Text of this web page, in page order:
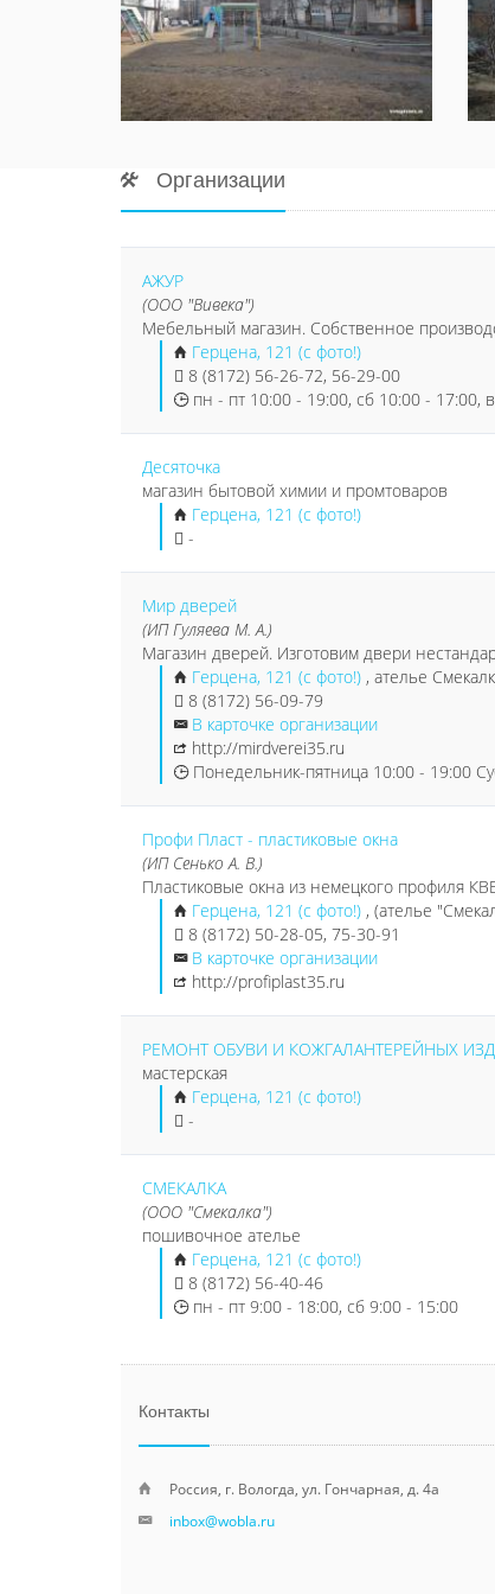
Организации
АЖУР
(ООО "Вивека")
Мебельный магазин. Собственное
Герцена, 121 (с фото!)
8 (8172) 56-26-72, 56-29-00
пн - пт 10:00 - 19:00, сб 10:00 - 17:00,
Десяточка
магазин бытовой химии и промтоваров
Герцена, 121 (с фото!)
-
Мир дверей
(ИП Гуляева М. А.)
Магазин дверей. Изготовим двери
Герцена, 121 (с фото!) , ателье
8 (8172) 56-09-79
В карточке организации
http://mirdverei35.ru
Понедельник-пятница 10:00 - 19:00
Профи Пласт - пластиковые окна
(ИП Сенько А. В.)
Пластиковые окна из немецкого профиля
Герцена, 121 (с фото!) , (ателье
8 (8172) 50-28-05, 75-30-91
В карточке организации
http://profiplast35.ru
РЕМОНТ ОБУВИ И КОЖГАЛАНТЕРЕЙНЫХ
мастерская
Герцена, 121 (с фото!)
-
СМЕКАЛКА
(ООО "Смекалка")
пошивочное ателье
Герцена, 121 (с фото!)
8 (8172) 56-40-46
пн - пт 9:00 - 18:00, сб 9:00 - 15:00
Контакты
Россия, г. Вологда, ул. Гончарная, д. 4а
inbox@wobla.ru